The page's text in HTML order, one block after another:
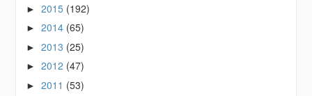
►2015 (192)
►2014 (65)
►2013 (25)
►2012 (47)
►2011 (53)